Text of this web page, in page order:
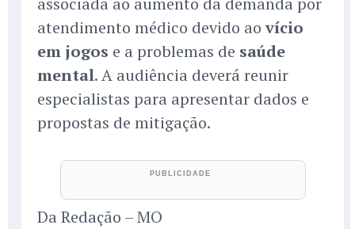
atendimento médico devido aovício
em jogos e a problemas de saúde
mental. A audiência deverá reunir
especialistas para apresentar dados e
propostas de mitigação.
Da Redação – MO